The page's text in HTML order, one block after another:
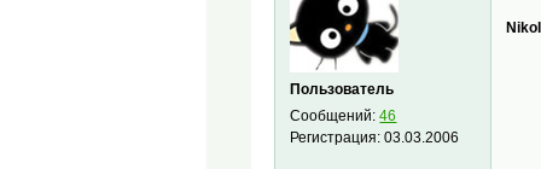
Пользователь
Сообщений:46
Регистрация:03.03.2006